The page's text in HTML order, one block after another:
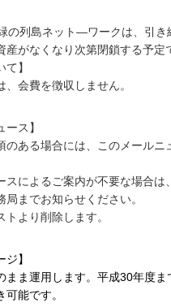
列島ネット―ワークは、引き
産がなくなり次第閉鎖する予定
て】
、会費を徴収しません。
ース】
のある場合には、
このメールニ
スによるご案内が不要な場合は、
局までお知らせください。
トより削除します。
ジ】
まま運用します。平成30年度ま
可能です。